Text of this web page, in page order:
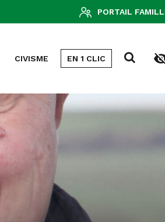
PORTAIL
CIVISME EN 1 CLIC